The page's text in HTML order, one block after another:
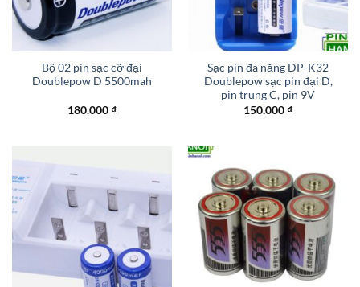
Bộ 02 pin sạc cỡ đại
Doublepow D 5500mah
180.000₫
Sạc pin đa năng DP-K32
Doublepow sạc pin đại D,
pin trung C, pin 9V
150.000₫